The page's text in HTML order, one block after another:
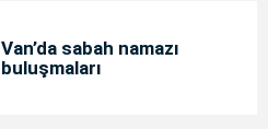
Van’da sabah namazı
buluşmaları